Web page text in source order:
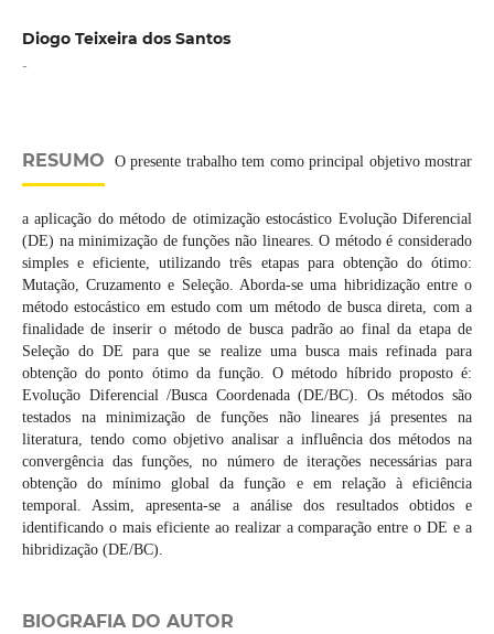
Diogo Teixeira dos Santos
-
RESUMO O presente trabalho tem como principal objetivo mostrar
a aplicação do método de otimização estocástico Evolução Diferencial
(DE) na minimização de funções não lineares. O método é considerado
simples e eficiente, utilizando três etapas para obtenção do ótimo:
Mutação, Cruzamento e Seleção. Aborda-se uma hibridização entre o
método estocástico em estudo com um método de busca direta, com a
finalidade de inserir o método de busca padrão ao final da etapa de
Seleção do DE para que se realize uma busca mais refinada para
obtenção do ponto ótimo da função. O método híbrido proposto é:
Evolução Diferencial /Busca Coordenada (DE/BC). Os métodos são
testados na minimização de funções não lineares já presentes na
literatura, tendo como objetivo analisar a influência dos métodos na
convergência das funções, no número de iterações necessárias para
obtenção do mínimo global da função e em relação à eficiência
temporal. Assim, apresenta-se a análise dos resultados obtidos e
identificando o mais eficiente ao realizar a comparação entre o DE e a
hibridização (DE/BC).
BIOGRAFIA DO AUTOR